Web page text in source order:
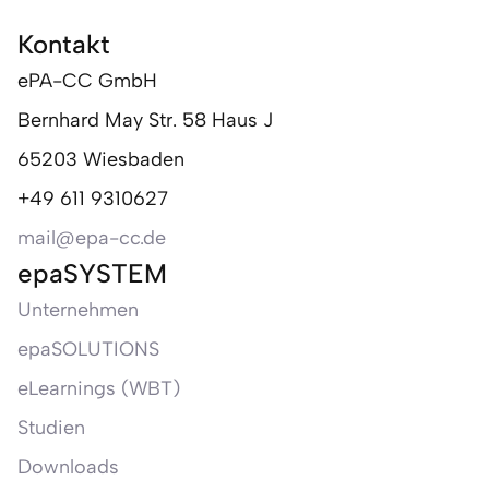
Kontakt
ePA-CC GmbH
Bernhard May Str. 58 Haus J
65203 Wiesbaden
+49 611 9310627
mail@epa-cc.de
epaSYSTEM
Unternehmen
epaSOLUTIONS
eLearnings (WBT)
Studien
Downloads